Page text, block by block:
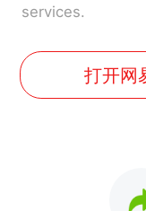
services.
打开网